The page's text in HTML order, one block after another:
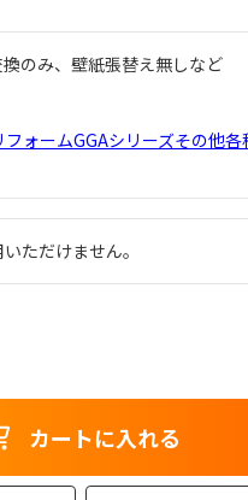
のみ、壁紙張替え無しなど
ォームGGAシリーズその他各
ただけません。
カートに入れる